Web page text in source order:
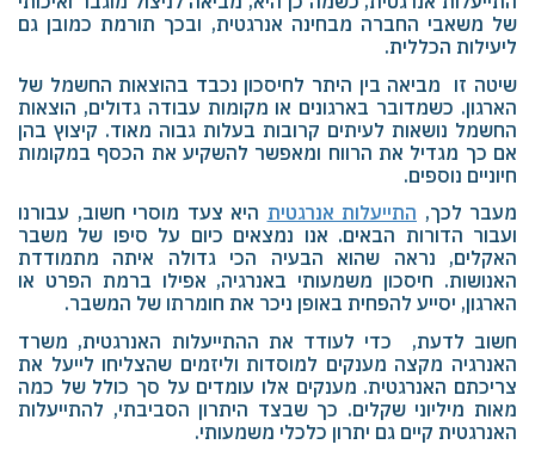
של משאבי החברה מבחינה אנרגטית, ובכך תורמת כמובן גם
ליעילות הכללית.
שיטה זו מביאה בין היתר לחיסכון נכבד בהוצאות החשמל של
הארגון. כשמדובר בארגונים או מקומות עבודה גדולים, הוצאות
החשמל נושאות לעיתים קרובות בעלות גבוה מאוד. קיצוץ בהן
אם כך מגדיל את הרווח ומאפשר להשקיע את הכסף במקומות
חיוניים נוספים.
מעבר לכך, התייעלות אנרגטית היא צעד מוסרי חשוב, עבורנו
ועבור הדורות הבאים. אנו נמצאים כיום על סיפו של משבר
האקלים, נראה שהוא הבעיה הכי גדולה איתה מתמודדת
האנושות. חיסכון משמעותי באנרגיה, אפילו ברמת הפרט או
הארגון, יסייע להפחית באופן ניכר את חומרתו של המשבר.
חשוב לדעת, כדי לעודד את ההתייעלות האנרגטית, משרד
האנרגיה מקצה מענקים למוסדות וליזמים שהצליחו לייעל את
צריכתם האנרגטית. מענקים אלו עומדים על סך כולל של כמה
מאות מיליוני שקלים. כך שבצד היתרון הסביבתי, להתייעלות
האנרגטית קיים גם יתרון כלכלי משמעותי.